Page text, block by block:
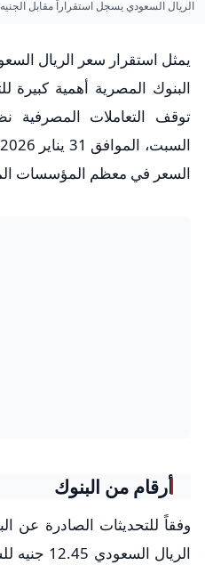
الريال السعودي يسجل استقراراً مقابل
يمثل استقرار سعر الريال
البنوك المصرية أهمية كبيرة
توقف التعاملات المصرفية
السعر في معظم المؤسسات
أرقام من البنوك
وفقاً للتحديثات الصادرة عن